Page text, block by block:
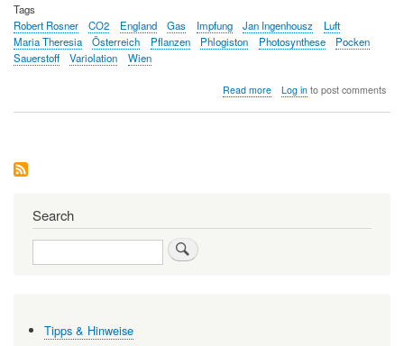
Tags
Robert Rosner
CO2 England Gas Impfung Jan Ingenhousz
Luft
Maria Theresia
Österreich Pflanzen Phlogiston Photosynthese
Pocken
Sauerstoff
Variolation Wien
Read moreabout
Photosynthese
Log into post comments
Search
Search
Tipps & Hinweise